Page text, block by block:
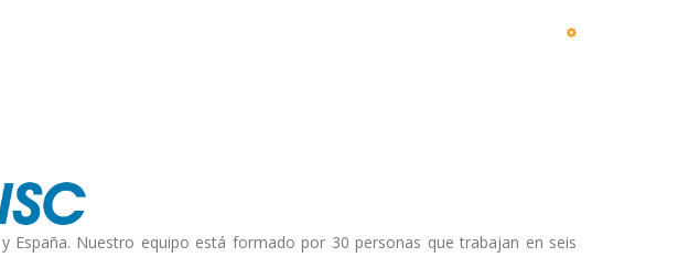
España. Nuestro equipo está formado por 30 personas que trabajan en seis